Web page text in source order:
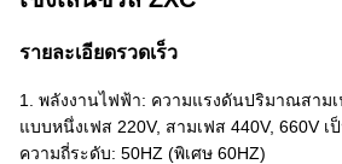
รายละเอียดรวดเร็ว
1. พลังงานไฟฟ้า: ความแรงดันปริมาณสามเ
แบบหนึ่งเฟส 220V, สามเฟส 440V, 660V เ
ความถี่ระดับ: 50HZ (พิเศษ 60HZ)